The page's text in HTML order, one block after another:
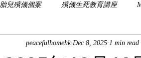
胎兒殯儀個案 殯儀生死教育講座
peacefulhomehk Dec 8, 2025 1 min read